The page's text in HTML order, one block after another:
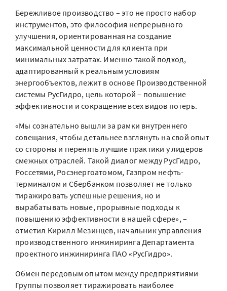
Бережливое производство – это не просто набор
инструментов, это философия непрерывного
улучшения, ориентированная на создание
максимальной ценности для клиента при
минимальных затратах. Именно такой подход,
адаптированный к реальным условиям
энергообъектов, лежит в основе Производственной
системы РусГидро, цель которой – повышение
эффективности и сокращение всех видов потерь.
«Мы сознательно вышли за рамки внутреннего
совещания, чтобы детальнее взглянуть на свой опыт
со стороны и перенять лучшие практики у лидеров
смежных отраслей. Такой диалог между РусГидро,
Россетями, Росэнергоатомом, Газпром нефть-
терминалом и Сбербанком позволяет не только
тиражировать успешные решения, но и
вырабатывать новые, прорывные подходы к
повышению эффективности в нашей сфере», –
отметил Кирилл Мезинцев, начальник управления
производственного инжиниринга Департамента
проектного инжиниринга ПАО «РусГидро».
Обмен передовым опытом между предприятиями
Группы позволяет тиражировать наиболее